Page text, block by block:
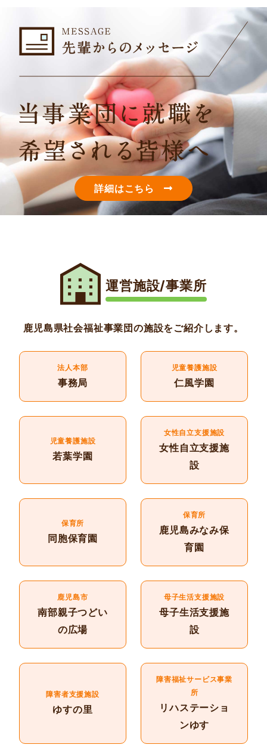
詳細はこちら
運営施設/事業所
鹿児島県社会福祉事業団の施設をご紹介します。
法人本部
事務局
児童養護施設
仁風学園
児童養護施設
若葉学園
女性自立支援施設
女性自立支援施
設
保育所
同胞保育園
保育所
鹿児島みなみ保
育園
鹿児島市
南部親子つどい
の広場
母子生活支援施設
母子生活支援施
設
障害者支援施設
ゆすの里
障害福祉サービス事業
所
リハステーショ
ンゆす